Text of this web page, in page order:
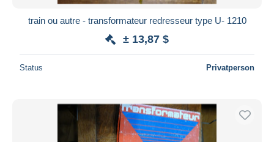
train ou autre - transformateur redresseur type U- 1210
± 13,87 $
Status Privatperson